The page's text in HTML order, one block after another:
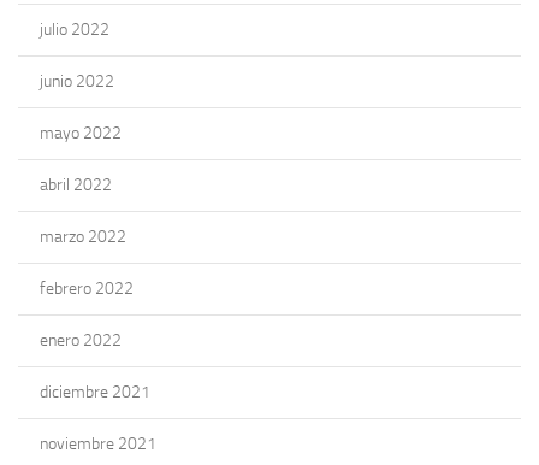
julio 2022
junio 2022
mayo 2022
abril 2022
marzo 2022
febrero 2022
enero 2022
diciembre 2021
noviembre 2021